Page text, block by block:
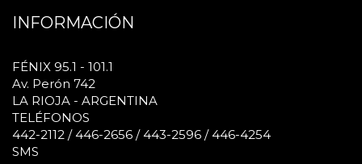
INFORMACIÓN
FÉNIX 95.1 - 101.1
Av. Perón 742
LA RIOJA - ARGENTINA
TELÉFONOS
442-2112 / 446-2656 / 443-2596 / 446-4254
SMS